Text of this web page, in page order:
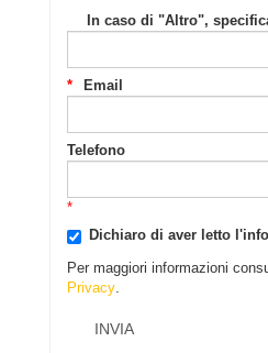
In caso di "Altro",
Email
Telefono
Dichiaro di aver letto
Per maggiori informazioni
Privacy.